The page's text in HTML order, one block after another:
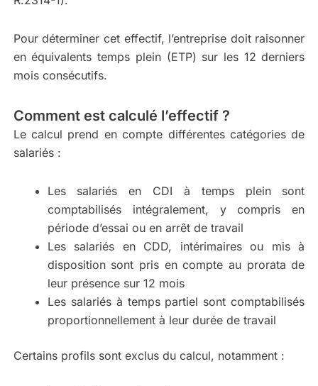
Pour déterminer cet effectif, l’entreprise doit raisonner
en équivalents temps plein (ETP) sur les 12 derniers
mois consécutifs.
Comment est calculé l’effectif ?
Le calcul prend en compte différentes catégories de
salariés :
Les salariés en CDI à temps plein sont
comptabilisés intégralement, y compris en
période d’essai ou en arrêt de travail
Les salariés en CDD, intérimaires ou mis à
disposition sont pris en compte au prorata de
leur présence sur 12 mois
Les salariés à temps partiel sont comptabilisés
proportionnellement à leur durée de travail
Certains profils sont exclus du calcul, notamment :